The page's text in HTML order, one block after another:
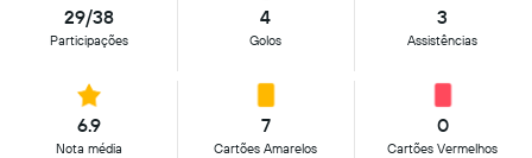
29/38
Participações
4
Golos
3
Assistências
6.9
Nota média
7
Cartões Amarelos
0
Cartões Vermelhos